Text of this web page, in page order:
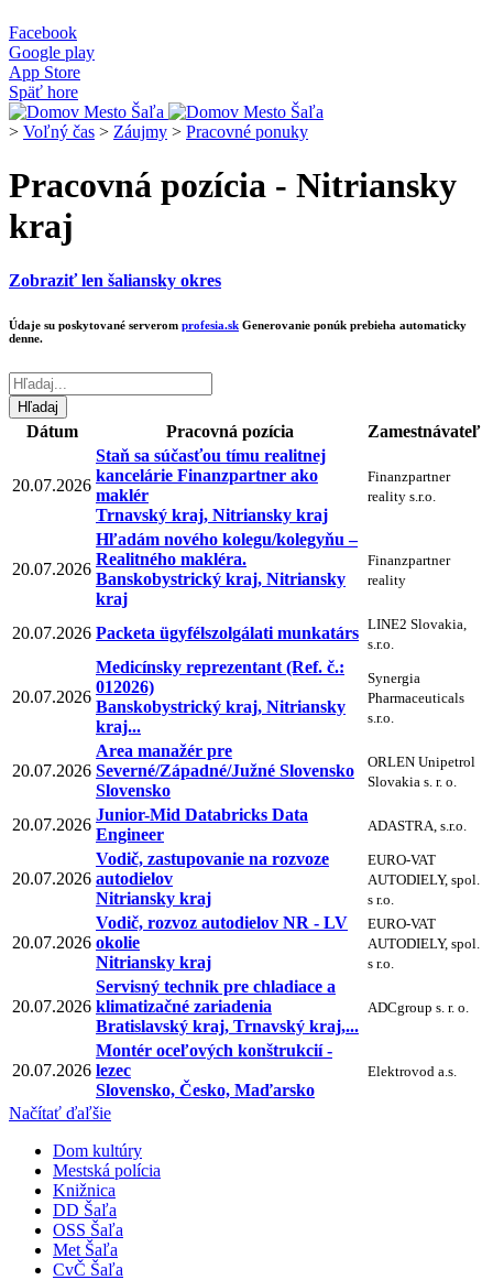
Facebook
Google play
App Store
Späť hore
> Voľný čas > Záujmy > Pracovné ponuky
Pracovná pozícia - Nitriansky
kraj
Zobraziť len šaliansky okres
Údaje su poskytované serverom profesia.sk Generovanie ponúk prebieha automaticky
denne.
Dátum Pracovná pozícia Zamestnávateľ
20.07.2026
Staň sa súčasťou tímu realitnej
kancelárie Finanzpartner ako
maklér
Trnavský kraj, Nitriansky kraj
Finanzpartner
reality s.r.o.
20.07.2026
Hľadám nového kolegu/kolegyňu –
Realitného makléra.
Banskobystrický kraj, Nitriansky
kraj
Finanzpartner
reality
20.07.2026 Packeta ügyfélszolgálati munkatárs LINE2 Slovakia,
s.r.o.
20.07.2026
Medicínsky reprezentant (Ref. č.:
012026)
Banskobystrický kraj, Nitriansky
kraj...
Synergia
Pharmaceuticals
s.r.o.
20.07.2026
Area manažér pre
Severné/Západné/Južné Slovensko
Slovensko
ORLEN Unipetrol
Slovakia s. r. o.
20.07.2026
Junior-Mid Databricks Data
Engineer
ADASTRA, s.r.o.
20.07.2026
Vodič, zastupovanie na rozvoze
autodielov
Nitriansky kraj
EURO-VAT
AUTODIELY, spol.
s r.o.
20.07.2026
Vodič, rozvoz autodielov NR - LV
okolie
Nitriansky kraj
EURO-VAT
AUTODIELY, spol.
s r.o.
20.07.2026
Servisný technik pre chladiace a
klimatizačné zariadenia
Bratislavský kraj, Trnavský kraj,...
ADCgroup s. r. o.
20.07.2026
Montér oceľových konštrukcií -
lezec
Slovensko, Česko, Maďarsko
Elektrovod a.s.
Načítať ďaľšie
Dom kultúry
Mestská polícia
Knižnica
DD Šaľa
OSS Šaľa
Met Šaľa
CvČ Šaľa